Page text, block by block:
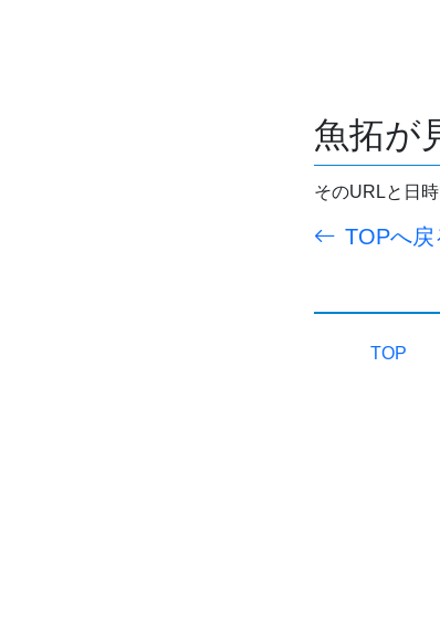
魚拓が
そのURLと日
TOPへ戻
TOP